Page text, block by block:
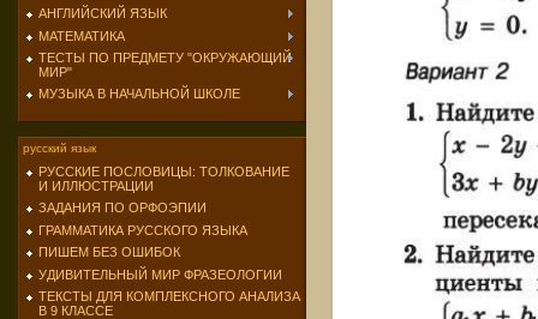
АНГЛИЙСКИЙ ЯЗЫК
МАТЕМАТИКА
ТЕСТЫ ПО ПРЕДМЕТУ "ОКРУЖАЮЩИЙ
МИР"
МУЗЫКА В НАЧАЛЬНОЙ ШКОЛЕ
русский язык
РУССКИЕ ПОСЛОВИЦЫ: ТОЛКОВАНИЕ
И ИЛЛЮСТРАЦИИ
ЗАДАНИЯ ПО ОРФОЭПИИ
ГРАММАТИКА РУССКОГО ЯЗЫКА
ПИШЕМ БЕЗ ОШИБОК
УДИВИТЕЛЬНЫЙ МИР ФРАЗЕОЛОГИИ
ТЕКСТЫ ДЛЯ КОМПЛЕКСНОГО АНАЛИЗА
В 9 КЛАССЕ